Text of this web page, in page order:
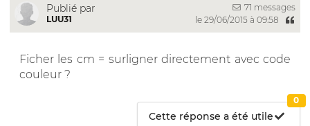
Publié par
LUU31
71 messages
le 29/06/2015 à 09:58
Ficher les cm = surligner directement avec code
couleur ?
Cette réponse a été utile
0